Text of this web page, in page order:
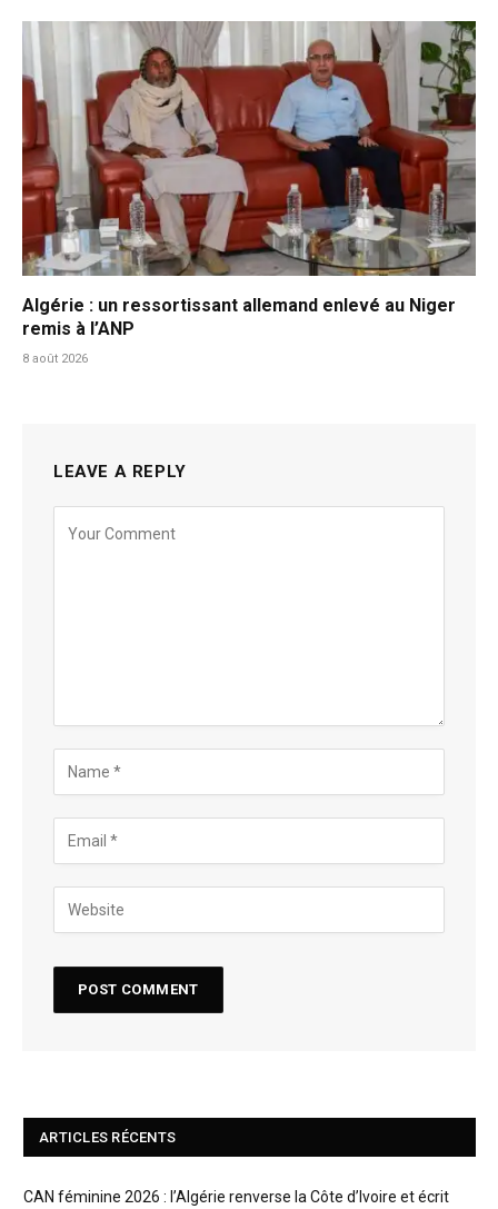
Algérie : un ressortissant allemand enlevé au Niger
remis à l’ANP
8 août 2026
LEAVE A REPLY
ARTICLES RÉCENTS
CAN féminine 2026 : l’Algérie renverse la Côte d’Ivoire et écrit